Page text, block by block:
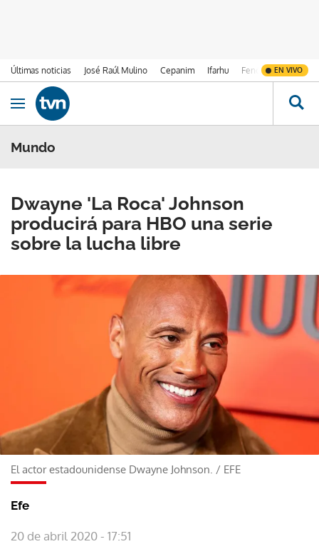
Últimas noticias José Raúl Mulino Cepanim Ifarhu Fenómeno de El
EN VIVO
Ir al contenido
Obrir navegació
Mundo
Dwayne 'La Roca' Johnson
producirá para HBO una serie
sobre la lucha libre
El actor estadounidense Dwayne Johnson. / EFE
Efe
20 de abril 2020 - 17:51